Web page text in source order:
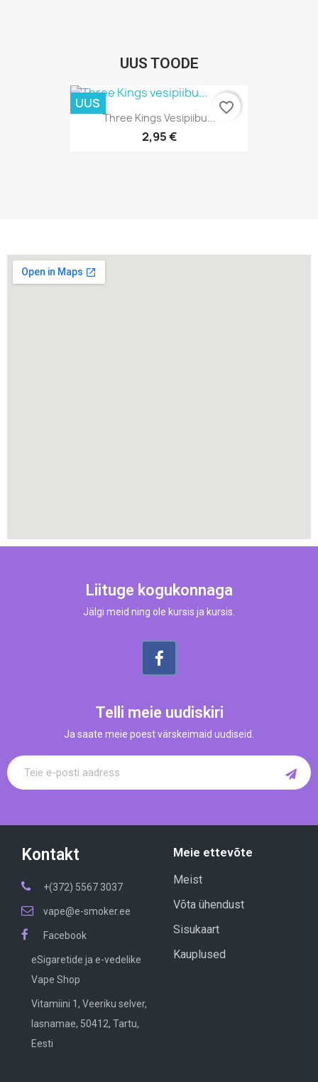
UUS TOODE
Kiirvaade
Three Kings Vesipiibu...
2,95 €
UUS favorite_border
Liituge kogukonnaga
Jälgi meid ning ole kursis ja kursis.
Telli meie uudiskiri
Ja saate meie poest värskeimaid uudiseid.
Kontakt
+(372) 5567 3037
vape@e-smoker.ee
Facebook
eSigaretide ja e-vedelike
Vape Shop
Vitamiini 1, Veeriku selver,
lasnamae, 50412, Tartu,
Eesti
Meie ettevõte
Meist
Võta ühendust
Sisukaart
Kauplused